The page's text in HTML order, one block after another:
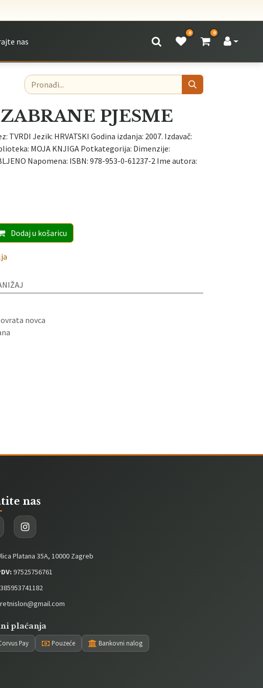
nas
0 0
PJESME
TVRDI Jezik: HRVATSKI Godina izdanja: 2007. Izdavač:
MOJA KNJIGA Potkategorija: Dimenzije:
Napomena: ISBN: 978-953-0-61237-2 Ime autora:
Dodaju košaricu
novca
nas
Platana 35A, 10000 Zagreb
97525756761
plaćanja
Pay Pouzeće Bankovni nalog